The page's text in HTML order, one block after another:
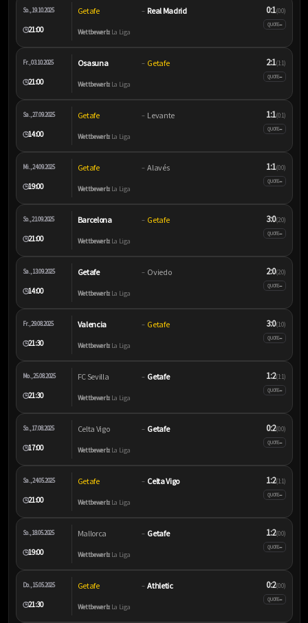
So., 19.10.2025
🕒21:00
Getafe – Real Madrid
Wettbewerb:La Liga
0:1(0:0)
QUOTE–
Fr., 03.10.2025
🕒21:00
Osasuna – Getafe
Wettbewerb:La Liga
2:1(1:1)
QUOTE–
Sa., 27.09.2025
🕒14:00
Getafe – Levante
Wettbewerb:La Liga
1:1(0:1)
QUOTE–
Mi., 24.09.2025
🕒19:00
Getafe – Alavés
Wettbewerb:La Liga
1:1(0:0)
QUOTE–
So., 21.09.2025
🕒21:00
Barcelona – Getafe
Wettbewerb:La Liga
3:0(2:0)
QUOTE–
Sa., 13.09.2025
🕒14:00
Getafe – Oviedo
Wettbewerb:La Liga
2:0(2:0)
QUOTE–
Fr., 29.08.2025
🕒21:30
Valencia – Getafe
Wettbewerb:La Liga
3:0(1:0)
QUOTE–
Mo., 25.08.2025
🕒21:30
FC Sevilla – Getafe
Wettbewerb:La Liga
1:2(1:1)
QUOTE–
So., 17.08.2025
🕒17:00
Celta Vigo – Getafe
Wettbewerb:La Liga
0:2(0:0)
QUOTE–
Sa., 24.05.2025
🕒21:00
Getafe – Celta Vigo
Wettbewerb:La Liga
1:2(1:1)
QUOTE–
So., 18.05.2025
🕒19:00
Mallorca – Getafe
Wettbewerb:La Liga
1:2(0:0)
QUOTE–
Do., 15.05.2025
🕒21:30
Getafe – Athletic
Wettbewerb:La Liga
0:2(0:0)
QUOTE–